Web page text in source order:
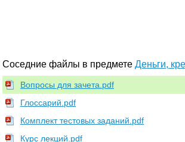
Соседние файлы в предмете Деньги,
Вопросы для зачета.pdf
Глоссарий.pdf
Комплект тестовых заданий.pdf
Курс лекций.pdf